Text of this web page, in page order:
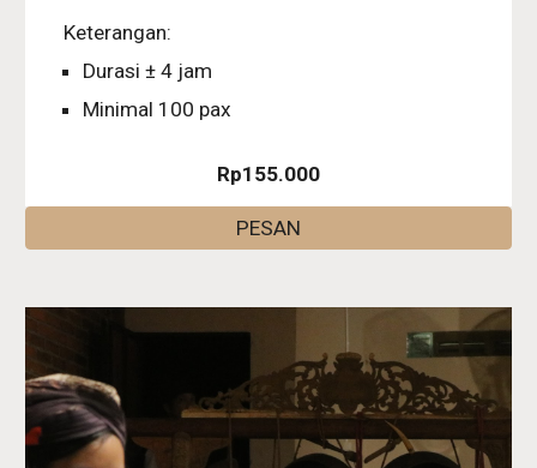
Keterangan:
Durasi ± 4 jam
Minimal 100 pax
Rp155.000
PESAN